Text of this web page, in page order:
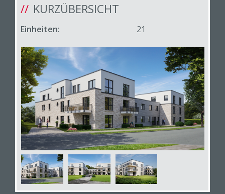
KURZÜBERSICHT
Einheiten: 21